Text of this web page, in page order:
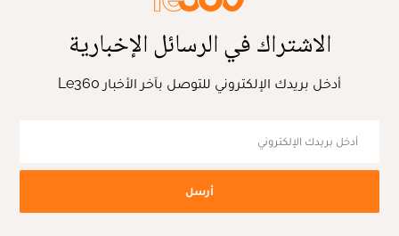
الاشتراك في الرسائل الإخبارية
أدخل بريدك الإلكتروني للتوصل بآخر الأخبار Le360
أرسل